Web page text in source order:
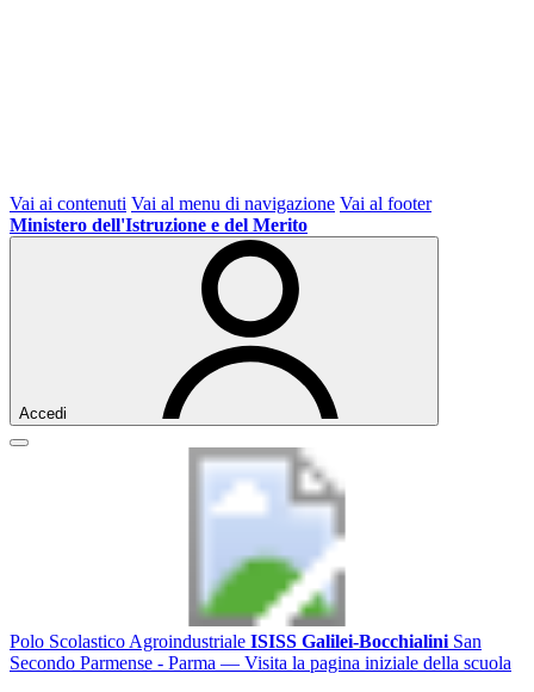
Vai ai contenuti Vai al menu di navigazione Vai al footer
Ministero dell'Istruzione e del Merito
Accedi
Polo Scolastico Agroindustriale ISISS Galilei-Bocchialini San
Secondo Parmense - Parma — Visita la pagina iniziale della scuola